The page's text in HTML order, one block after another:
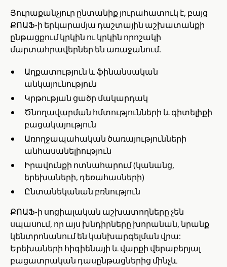
Յուրաքանչյուր ընտանիք յուրահատուկ է, բայց
ՔՈԱՖ-ի երկարամյա դաշտային աշխատանքի
ընթացքում կրկին ու կրկին որոշակի
մարտահրավերներ են առաջանում.
Աղքատություն և ֆինանսական
անկայունություն
Կրթության ցածր մակարդակ
Ծնողավարման հմտությունների և գիտելիքի
բացակայություն
Առողջապահական ծառայությունների
անհասանելիություն
Իրավունքի ոտնահարում (կանանց,
երեխաների, դեռահասների)
Ընտանեկանան բռնություն
ՔՈԱՖ-ի սոցիալական աշխատողները չեն
սպասում, որ այս խնդիրները խորանան, նրանք
կենտրոնանում են կանխարգելման վրա:
Երեխաների հիգիենայի և վարքի վերաբերյալ
բացատրական դասընթացներից մինչև